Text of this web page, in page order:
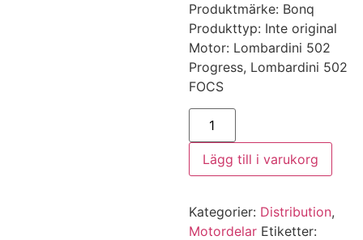
Produktmärke: Bonq
Produkttyp: Inte original
Motor: Lombardini 502
Progress, Lombardini 502
FOCS
Kamremsats
Lombardini
502
FOCS
Progress
Lägg till i varukorg
Kategorier: Distribution,
Motordelar Etiketter: